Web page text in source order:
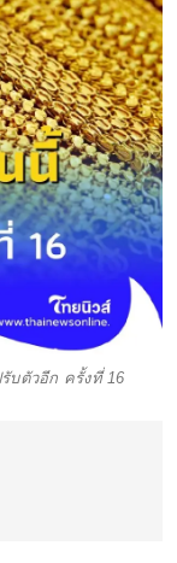
บตัวอีก ครั้งที่ 16